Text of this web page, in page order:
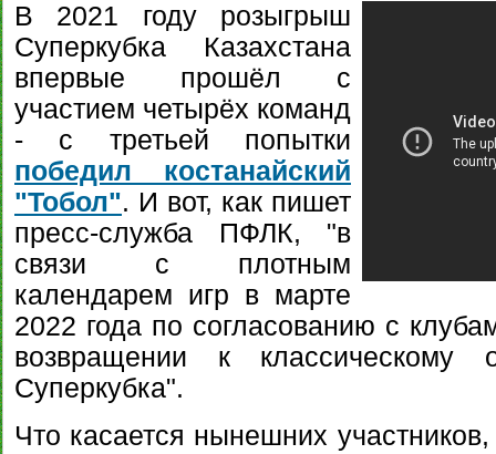
В 2021 году розыгрыш
Суперкубка Казахстана
впервые прошёл с
участием четырёх команд
- с третьей попытки
победил костанайский
"Тобол". И вот, как пишет
пресс-служба ПФЛК, "в
связи с плотным
календарем игр в марте
2022 года по согласованию с
возвращении к классическому
Суперкубка".
Что касается нынешних